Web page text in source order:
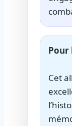
Pour
Cet